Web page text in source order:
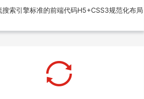
搜索引擎标准的前端代码H5+CSS3规范化布局